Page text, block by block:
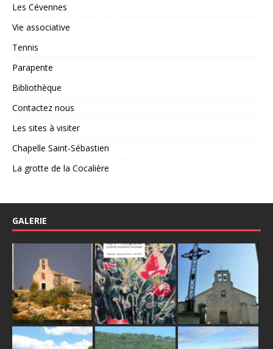
Les Cévennes
Vie associative
Tennis
Parapente
Bibliothèque
Contactez nous
Les sites à visiter
Chapelle Saint-Sébastien
La grotte de la Cocalière
GALERIE